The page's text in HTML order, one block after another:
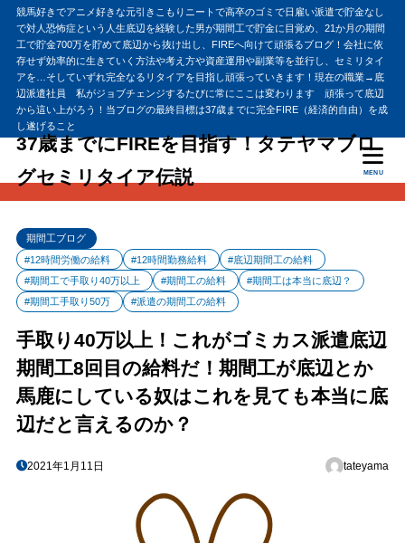
競馬好きでアニメ好きな元引きこもりニートで高卒のゴミで日雇い派遣で貯金なし
で対人恐怖症という人生底辺を経験した男が期間工で貯金に目覚め、21か月の期間
工で貯金700万を貯めて底辺から抜け出し、FIREへ向けて頑張るブログ！会社に依
存せず効率的に生きていく方法や考え方や資産運用や副業等を並行し、セミリタイ
アを…そしていずれ完全なるリタイアを目指し頑張っていきます！現在の職業→底
辺派遣社員 私がジョブチェンジするたびに常にここは変わります 頑張って底辺
から這い上がろう！当ブログの最終目標は37歳までに完全FIRE（経済的自由）を成
し遂げること
37歳までにFIREを目指す！タテヤマブロ
グセミリタイア伝説
MENU
期間工ブログ
#12時間労働の給料
#12時間勤務給料
#底辺期間工の給料
#期間工で手取り40万以上
#期間工の給料
#期間工は本当に底辺？
#期間工手取り50万
#派遣の期間工の給料
手取り40万以上！これがゴミカス派遣底辺
期間工8回目の給料だ！期間工が底辺とか
馬鹿にしている奴はこれを見ても本当に底
辺だと言えるのか？
2021年1月11日 tateyama